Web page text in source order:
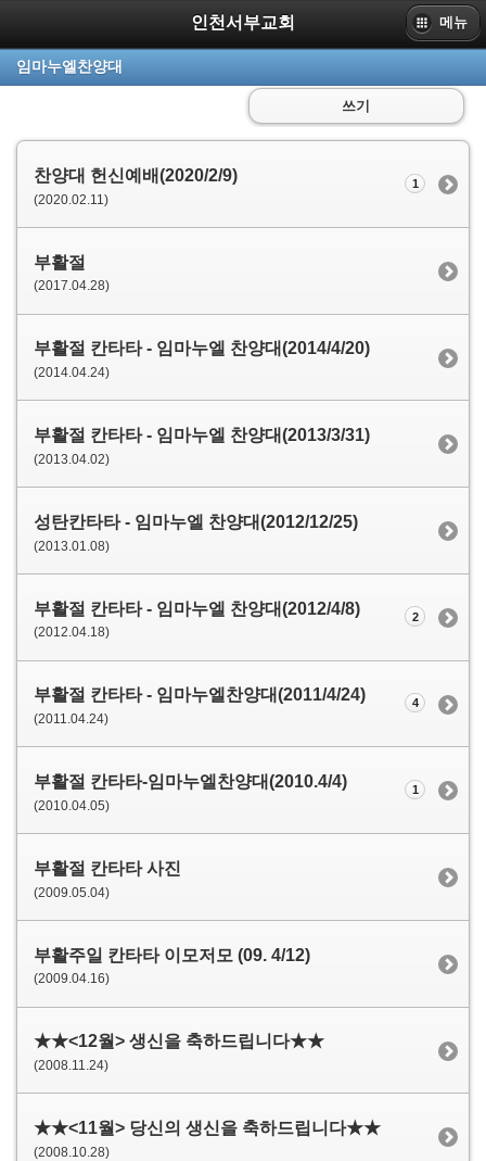
인천서부교회 메뉴
임마누엘찬양대
쓰기
찬양대 헌신예배(2020/2/9) 1
(2020.02.11)
부활절
(2017.04.28)
부활절 칸타타 - 임마누엘 찬양대(2014/4/20)
(2014.04.24)
부활절 칸타타 - 임마누엘 찬양대(2013/3/31)
(2013.04.02)
성탄칸타타 - 임마누엘 찬양대(2012/12/25)
(2013.01.08)
부활절 칸타타 - 임마누엘 찬양대(2012/4/8) 2
(2012.04.18)
부활절 칸타타 - 임마누엘찬양대(2011/4/24) 4
(2011.04.24)
부활절 칸타타-임마누엘찬양대(2010.4/4) 1
(2010.04.05)
부활절 칸타타 사진
(2009.05.04)
부활주일 칸타타 이모저모 (09. 4/12)
(2009.04.16)
★★<12월> 생신을 축하드립니다★★
(2008.11.24)
★★<11월> 당신의 생신을 축하드립니다★★
(2008.10.28)